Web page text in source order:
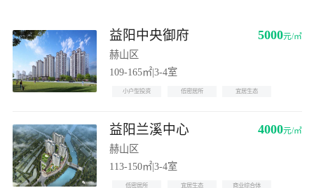
益阳中央御府
赫山区
5000元/㎡
109-165㎡|3-4室
小户型投资 低密居所 宜居生态
益阳兰溪中心
赫山区
4000元/㎡
113-150㎡|3-4室
低密居所 宜居生态 商业综合体